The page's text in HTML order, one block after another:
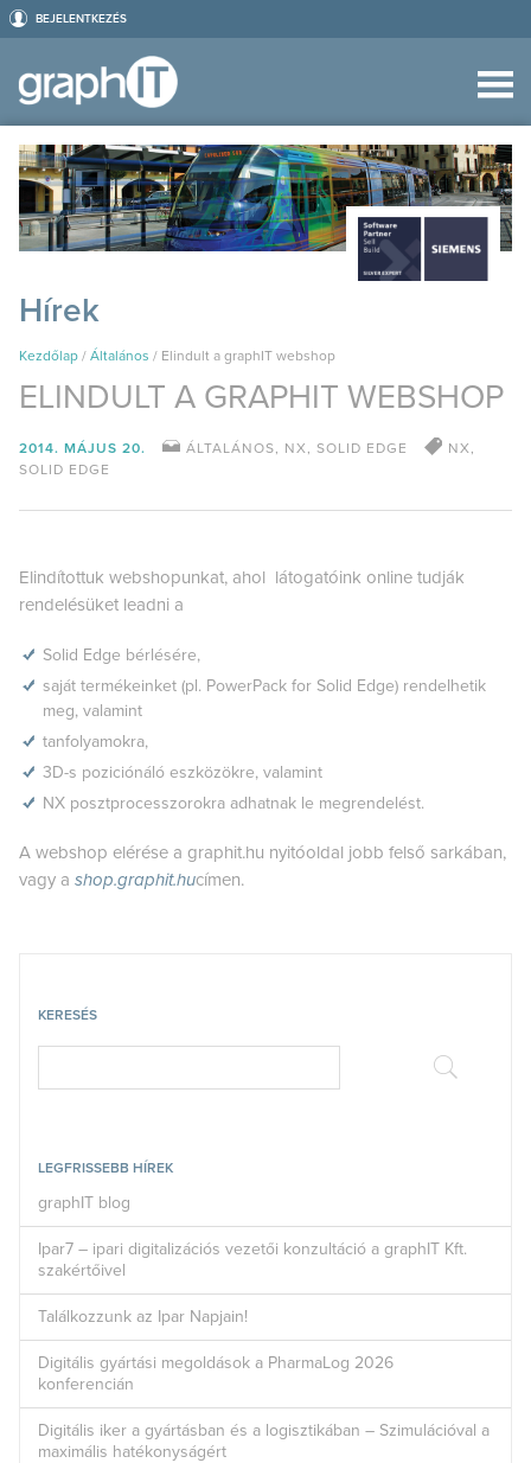
BEJELENTKEZÉS
Hírek
Kezdőlap / Általános / Elindult a graphIT webshop
KERESÉS
LEGFRISSEBB HÍREK
graphIT blog
Ipar7 – ipari digitalizációs vezetői konzultáció a graphIT Kft.
szakértőivel
Találkozzunk az Ipar Napjain!
Digitális gyártási megoldások a PharmaLog 2026
konferencián
Digitális iker a gyártásban és a logisztikában – Szimulációval a
maximális hatékonyságért
ELINDULT A GRAPHIT WEBSHOP
2014. MÁJUS 20. ÁLTALÁNOS, NX, SOLID EDGE NX,
SOLID EDGE
Elindítottuk webshopunkat, ahol látogatóink online tudják
rendelésüket leadni a
Solid Edge bérlésére,
saját termékeinket (pl. PowerPack for Solid Edge) rendelhetik
meg, valamint
tanfolyamokra,
3D-s poziciónáló eszközökre, valamint
NX posztprocesszorokra adhatnak le megrendelést.
A webshop elérése a graphit.hu nyitóoldal jobb felső sarkában,
vagy a shop.graphit.hucímen.